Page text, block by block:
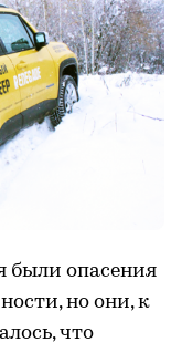
были опасения
но они, к
что